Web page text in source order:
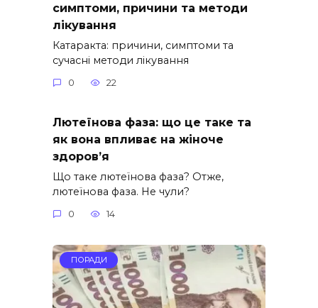
симптоми, причини та методи
лікування
Катаракта: причини, симптоми та
сучасні методи лікування
0 22
Лютеїнова фаза: що це таке та
як вона впливає на жіноче
здоров’я
Що таке лютеїнова фаза? Отже,
лютеїнова фаза. Не чули?
0 14
ПОРАДИ